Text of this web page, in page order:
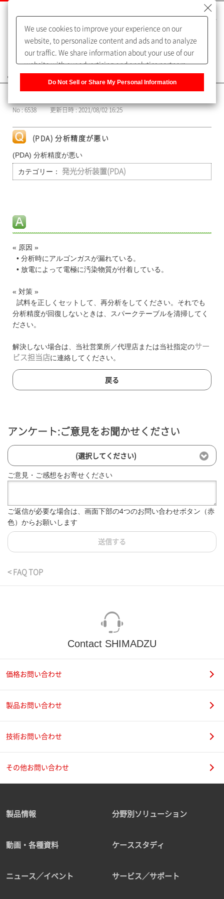
よくあるご質問（FAQ）
No : 6538 更新日時 : 2021/08/02 16:25
(PDA) 分析精度が悪い
(PDA) 分析精度が悪い
カテゴリー： 発光分析装置(PDA)
« 原因 »
• 分析時にアルゴンガスが漏れている。
• 放電によって電極に汚染物質が付着している。
« 対策 »
試料を正しくセットして、再分析をしてください。それでも
分析精度が回復しないときは、スパークテーブルを清掃してく
ださい。
解決しない場合は、当社営業所／代理店または当社指定のサー
ビス担当店に連絡してください。
戻る
アンケート:ご意見をお聞かせください
(選択してください)
ご意見・ご感想をお寄せください
ご返信が必要な場合は、画面下部の4つのお問い合わせボタン（赤
色）からお願いします
送信する
< FAQ TOP
Contact SHIMADZU
価格お問い合わせ
製品お問い合わせ
技術お問い合わせ
その他お問い合わせ
製品情報 分野別ソリューション
動画・各種資料 ケーススタディ
ニュース／イベント サービス／サポート
We use cookies to improve your experience on our
website, to personalize content and ads and to analyze
our traffic. We share information about your use of our
website with our advertising and analytics partners,
of our sharing information about you with our partners.
Information] to customize your cookie settings on our
Do Not Sell or Share My Personal Information